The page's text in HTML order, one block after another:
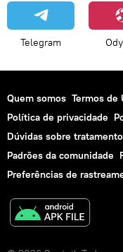
Telegram
Quem somos Termos de
Política de privacidade
Dúvidas sobre
Padrões da comunidade
Preferências de